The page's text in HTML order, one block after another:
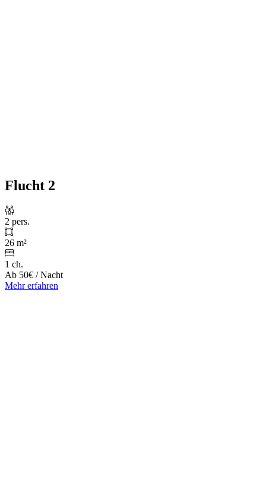
Flucht 2
2 pers.
26 m²
1 ch.
Ab 50€ / Nacht
Mehr erfahren